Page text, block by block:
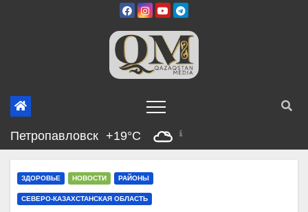
Петропавловск +19°C
ЗДОРОВЬЕ НОВОСТИ РАЙОНЫ
СЕВЕРО-КАЗАХСТАНСКАЯ ОБЛАСТЬ